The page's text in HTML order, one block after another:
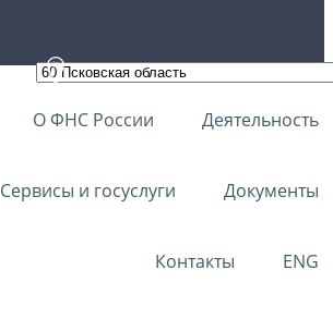
О ФНС России Деятельность
Сервисы и госуслуги Документы
Контакты ENG